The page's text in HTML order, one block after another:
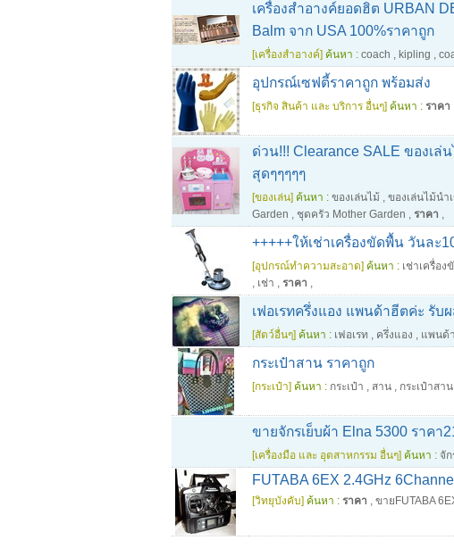
เครื่องสำอางค์ยอดฮิต URBAN
Balm จาก USA 100%ราคาถูก
[เครื่องสำอางค์] ค้นหา : coach , kipling ,
อุปกรณ์เซฟตี้ราคาถูก พร้อมส่ง
[ธุรกิจ สินค้า และ บริการ อื่นๆ] ค้นหา : ราคา
ด่วน!!! Clearance SALE ของเล่
สุดๆๆๆๆๆ
[ของเล่น] ค้นหา : ของเล่นไม้ , ของเล่นไม้นำ
Garden , ชุดครัว Mother Garden , ราคา ,
+++++ให้เช่าเครื่องขัดพื้น วันละ
[อุปกรณ์ทำความสะอาด] ค้นหา : เช่าเครื่อง
, เช่า , ราคา ,
เฟอเรทครึ่งแอง แพนด้าฮีตค่ะ รับ
[สัตว์อื่นๆ] ค้นหา : เฟอเรท , ครึ่งแอง , แพนด้า
กระเป๋าสาน ราคาถูก
[กระเป๋า] ค้นหา : กระเป๋า , สาน , กระเป๋าสาน
ขายจักรเย็บผ้า Elna 5300 ราคา
[เครื่องมือ และ อุตสาหกรรม อื่นๆ] ค้นหา : จัก
FUTABA 6EX 2.4GHz
[วิทยุบังคับ] ค้นหา : ราคา , ขายFUTABA